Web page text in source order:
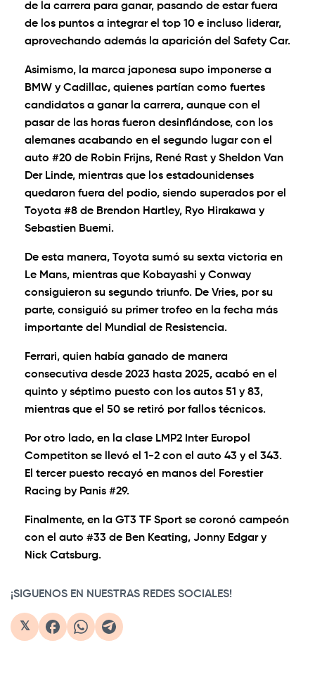
de la carrera para ganar, pasando de estar fuera
de los puntos a integrar el top 10 e incluso liderar,
aprovechando además la aparición del Safety Car.
Asimismo, la marca japonesa supo imponerse a
BMW y Cadillac, quienes partían como fuertes
candidatos a ganar la carrera, aunque con el
pasar de las horas fueron desinflándose, con los
alemanes acabando en el segundo lugar con el
auto #20 de Robin Frijns, René Rast y Sheldon Van
Der Linde, mientras que los estadounidenses
quedaron fuera del podio, siendo superados por el
Toyota #8 de Brendon Hartley, Ryo Hirakawa y
Sebastien Buemi.
De esta manera, Toyota sumó su sexta victoria en
Le Mans, mientras que Kobayashi y Conway
consiguieron su segundo triunfo. De Vries, por su
parte, consiguió su primer trofeo en la fecha más
importante del Mundial de Resistencia.
Ferrari, quien había ganado de manera
consecutiva desde 2023 hasta 2025, acabó en el
quinto y séptimo puesto con los autos 51 y 83,
mientras que el 50 se retiró por fallos técnicos.
Por otro lado, en la clase LMP2 Inter Europol
Competiton se llevó el 1-2 con el auto 43 y el 343.
El tercer puesto recayó en manos del Forestier
Racing by Panis #29.
Finalmente, en la GT3 TF Sport se coronó campeón
con el auto #33 de Ben Keating, Jonny Edgar y
Nick Catsburg.
¡SIGUENOS EN NUESTRAS REDES SOCIALES!
𝕏